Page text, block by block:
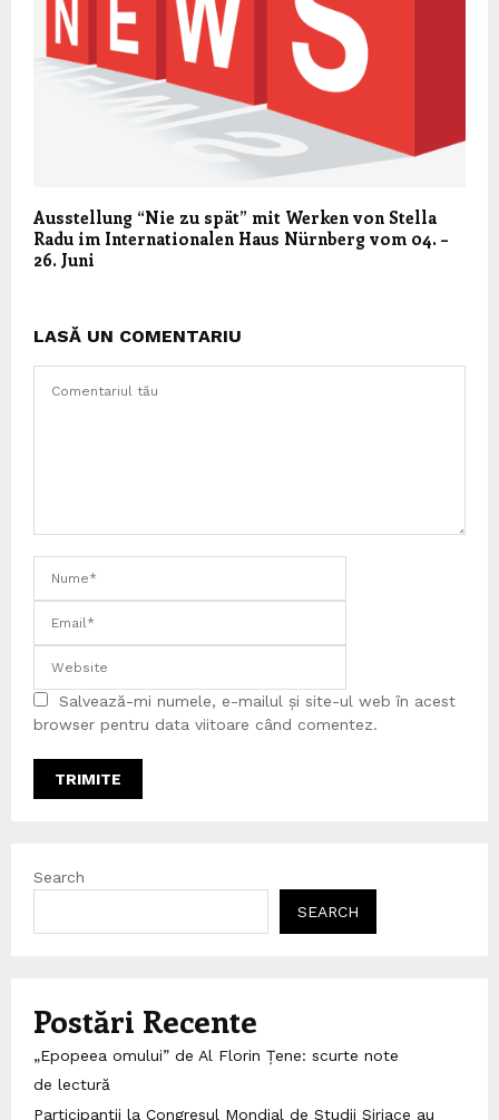
Ausstellung “Nie zu spät” mit Werken von Stella
Radu im Internationalen Haus Nürnberg vom 04. –
26. Juni
LASĂ UN COMENTARIU
Salvează-mi numele, e-mailul și site-ul web în acest
browser pentru data viitoare când comentez.
Search
SEARCH
Postări Recente
„Epopeea omului” de Al Florin Țene: scurte note
de lectură
Participanții la Congresul Mondial de Studii Siriace au